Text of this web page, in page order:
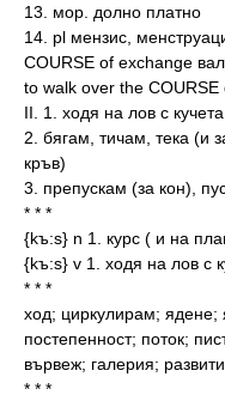
13. мор. долно платно
14. рl мензис,
COURSE of exchange
to walk over the
II. 1. ходя на лов с
2. бягам, тичам, тека (и
кръв)
3. препускам (за кон),
* * *
{kъ:s} n 1. курс ( и на
{kъ:s} v 1. ходя на лов с
* * *
ход; циркулирам; ядене;
постепенност; поток;
вървеж; галерия;
* * *